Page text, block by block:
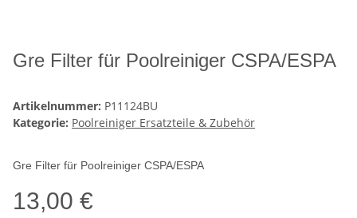
Gre Filter für Poolreiniger CSPA/ESPA
Artikelnummer: P11124BU
Kategorie: Poolreiniger Ersatzteile & Zubehör
Gre Filter für Poolreiniger CSPA/ESPA
13,00 €